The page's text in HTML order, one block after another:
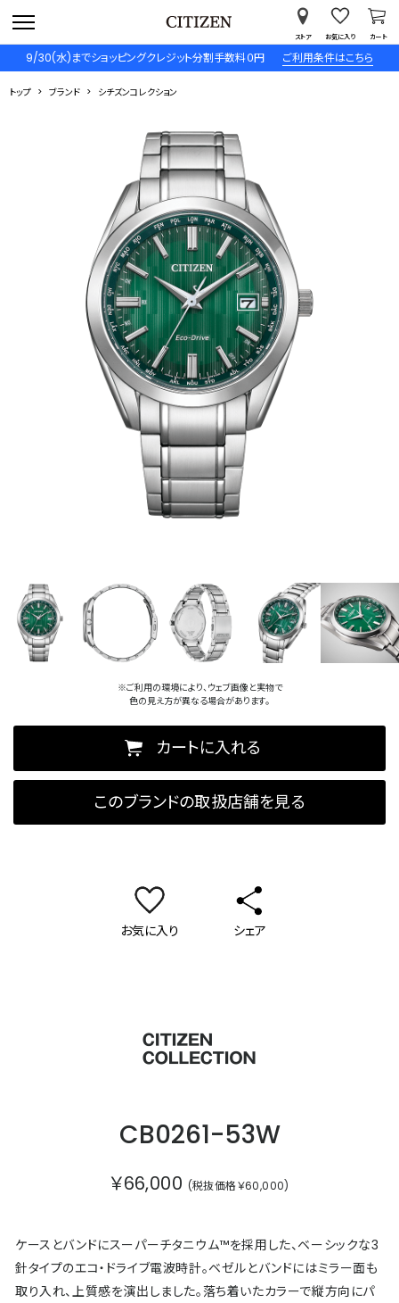
9/30(水)までショッピングクレジット分割手数料０円 ご利用条件はこちら
ストア お気に入り カート
トップ ブランド シチズンコレクション
※ご利用の環境により、ウェブ画像と実物で
色の見え方が異なる場合があります。
カートに入れる
このブランドの取扱店舗を見る
お気に入り シェア
CB0261-53W
￥66,000 (税抜価格￥60,000)
ケースとバンドにスーパーチタニウム™を採用した、ベーシックな3
針タイプのエコ・ドライブ電波時計。ベゼルとバンドにはミラー面も
取り入れ、上質感を演出しました。落ち着いたカラーで縦方向にパ